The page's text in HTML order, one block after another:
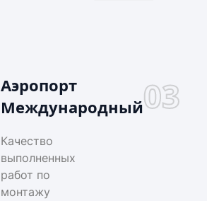
Аэропорт
Международный03
Качество
выполненных
работ по
монтажу